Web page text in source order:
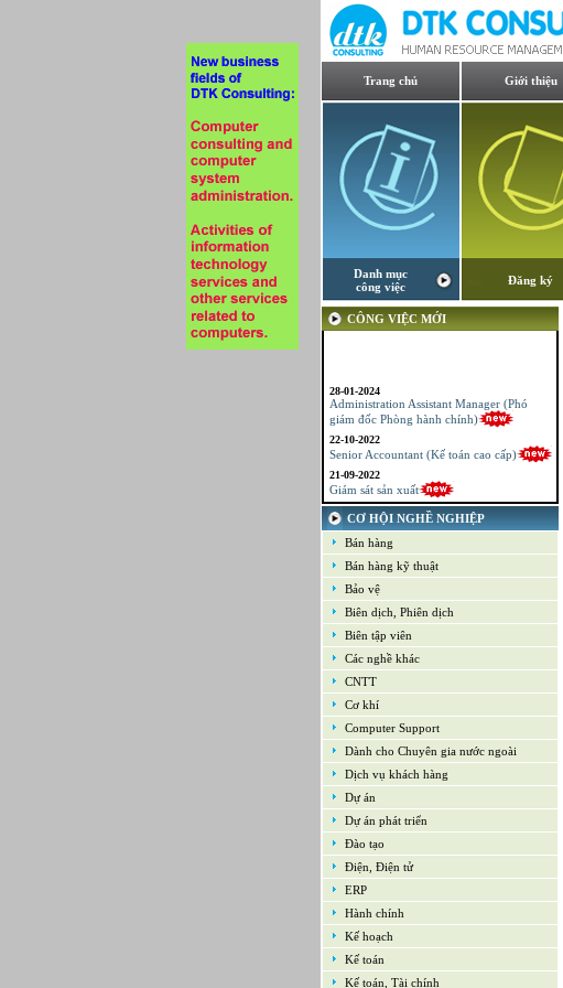
Trang chủ Giới thiệu
Danh mục
công việc
Đăng ký
CÔNG VIỆC MỚI
Administration Assistant Manager (Phó
giám đốc Phòng hành chính)
Senior Accountant (Kế toán cao cấp)
Giám sát sản xuất
21-09-2022
Kế toán tổng hợp – Thuế
16-09-2022
Nhân viên cao cấp NPD - Phát triển sản
phẩm mới
16-09-2022
Giám sát Mua hàng
16-09-2022
Chuyên viên CNTT /Bộ phận Hỗ trợ & Hệ
thống
16-09-2022
Trưởng bộ phận Kho
CƠ HỘI NGHỀ NGHIỆP
Bán hàng
Bán hàng kỹ thuật
Bảo vệ
Biên dịch, Phiên dịch
Biên tập viên
Các nghề khác
CNTT
Cơ khí
Computer Support
Dành cho Chuyên gia nước ngoài
Dịch vụ khách hàng
Dự án
Dự án phát triển
Đào tạo
Điện, Điện tử
ERP
Hành chính
Kế hoạch
Kế toán
Kế toán, Tài chính